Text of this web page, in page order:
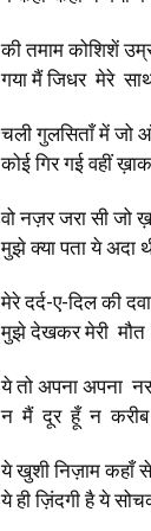
की तमाम कोशिशें
गया मैं जिधर मेरे
चली गुलसिताँ में जो
कोई गिर गई वहीं
वो नज़र जरा सी जो
मुझे क्या पता ये अदा
मेरे दर्द-ए-दिल की
मुझे देखकर मेरी
ये तो अपना अपना
न मैं दूर हूँ न करीब
ये खुशी निज़ाम कहाँ
ये ही ज़िंदगी है ये